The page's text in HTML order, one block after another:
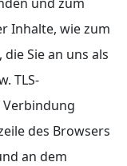
Inhalte, wie zum
Sie an uns als
TLS-
Verbindung
des Browsers
an dem